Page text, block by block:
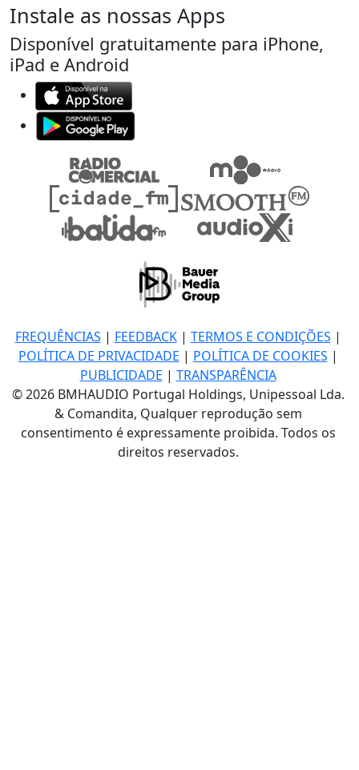
Instale as nossas Apps
Disponível gratuitamente para iPhone,
iPad e Android
FREQUÊNCIAS | FEEDBACK| TERMOS E CONDIÇÕES |
POLÍTICA DE PRIVACIDADE | POLÍTICA DE COOKIES |
PUBLICIDADE | TRANSPARÊNCIA
© 2026 BMHAUDIO Portugal Holdings, Unipessoal Lda.
& Comandita, Qualquer reprodução sem
consentimento é expressamente proibida. Todos os
direitos reservados.